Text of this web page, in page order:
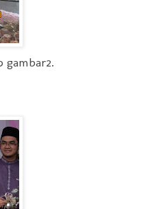
gambar2.